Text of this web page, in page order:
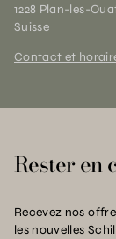
1228 Plan-les-
Suisse
Contact et
Rester en
Recevez nos
les nouvelles